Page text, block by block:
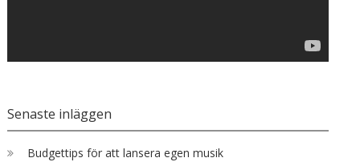
Senaste inläggen
Budgettips för att lansera egen musik